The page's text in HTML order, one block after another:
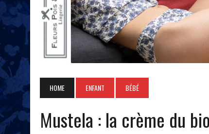
17 AVRIL 2026 | DURALEX LANCE PICARDIE 58 CL, REMÈDE OU
3 JUIN 2026 | L’ÉTERNELLE MARINIÈRE SAINT JAMES
18 MAI 2026
UBISOFT ET UNSOLVED HUNTS LANCENT UNE
HOME ENFANT BÉBÉ
Mustela : la crème du bio